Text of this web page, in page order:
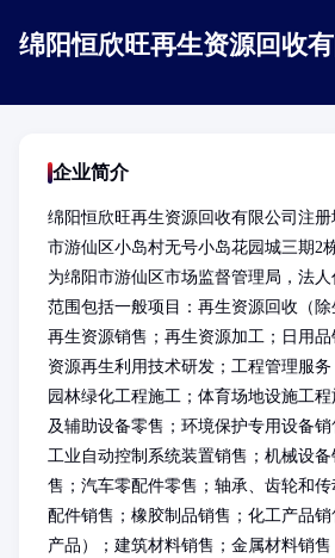
绵阳恒欣旺再生资源回收
企业简介
绵阳恒欣旺再生资源回收有限公司注
市游仙区小岛村无号小岛花园城三期2
为绵阳市游仙区市场监督管理局，法
范围包括一般项目：再生资源回收（除
再生资源销售；再生资源加工；日用品
资源再生利用技术研发；工程管理服务
园林绿化工程施工；体育场地设施工
及辅助设备零售；环境保护专用设备销
工业自动控制系统装置销售；机械设
售；汽车零配件零售；轴承、齿轮和
配件销售；橡胶制品销售；化工产品
产品）；建筑材料销售；金属材料销